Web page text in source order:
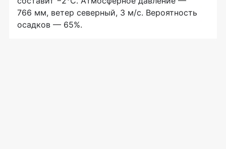
766 мм, ветер северный, 3 м/с. Вероятность
осадков — 65%.